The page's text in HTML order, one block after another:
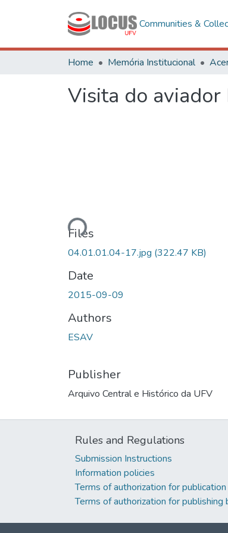
Communities &
Home Memória Institucional
Visita do aviador
Loading...
Files
04.01.01.04-17.jpg (322.47 KB)
Date
2015-09-09
Authors
ESAV
Publisher
Arquivo Central e Histórico da UFV
Rules and Regulations
Submission Instructions
Information policies
Terms of authorization for publication
Terms of authorization for publishing